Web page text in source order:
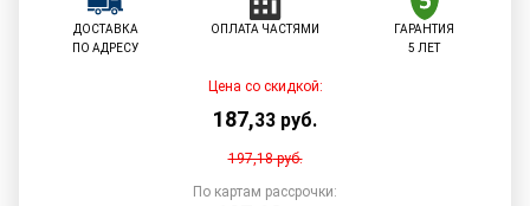
ДОСТАВКА
ПО АДРЕСУ
ОПЛАТА ЧАСТЯМИ
ГАРАНТИЯ
5 ЛЕТ
Цена со скидкой:
187,33 руб.
197,18руб.
По картам рассрочки: